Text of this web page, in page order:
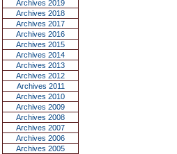
Archives 2019
Archives 2018
Archives 2017
Archives 2016
Archives 2015
Archives 2014
Archives 2013
Archives 2012
Archives 2011
Archives 2010
Archives 2009
Archives 2008
Archives 2007
Archives 2006
Archives 2005